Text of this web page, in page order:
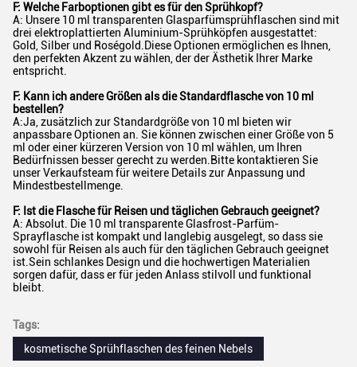
F: Welche Farboptionen gibt es für den Sprühkopf?
A: Unsere 10 ml transparenten Glasparfümsprühflaschen sind mit
drei elektroplattierten Aluminium-Sprühköpfen ausgestattet:
Gold, Silber und Roségold.Diese Optionen ermöglichen es Ihnen,
den perfekten Akzent zu wählen, der der Ästhetik Ihrer Marke
entspricht.
F: Kann ich andere Größen als die Standardflasche von 10 ml
bestellen?
A:Ja, zusätzlich zur Standardgröße von 10 ml bieten wir
anpassbare Optionen an. Sie können zwischen einer Größe von 5
ml oder einer kürzeren Version von 10 ml wählen, um Ihren
Bedürfnissen besser gerecht zu werden.Bitte kontaktieren Sie
unser Verkaufsteam für weitere Details zur Anpassung und
Mindestbestellmenge.
F: Ist die Flasche für Reisen und täglichen Gebrauch geeignet?
A: Absolut. Die 10 ml transparente Glasfrost-Parfüm-
Sprayflasche ist kompakt und langlebig ausgelegt, so dass sie
sowohl für Reisen als auch für den täglichen Gebrauch geeignet
ist.Sein schlankes Design und die hochwertigen Materialien
sorgen dafür, dass er für jeden Anlass stilvoll und funktional
bleibt.
Tags:
kosmetische Sprühflaschen des feinen Nebels